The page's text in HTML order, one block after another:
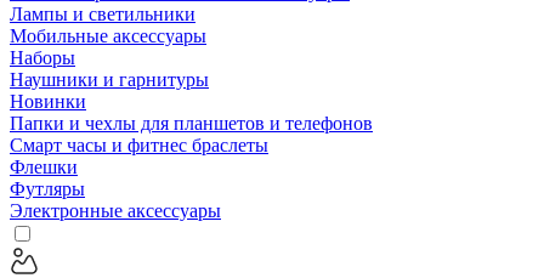
Лампы и светильники
Мобильные аксессуары
Наборы
Наушники и гарнитуры
Новинки
Папки и чехлы для планшетов и телефонов
Смарт часы и фитнес браслеты
Флешки
Футляры
Электронные аксессуары